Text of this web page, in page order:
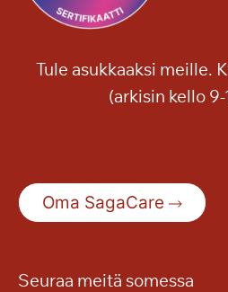
Tule asukkaaksi meille.
(arkisin kello
Oma SagaCare
Seuraa meitä somessa